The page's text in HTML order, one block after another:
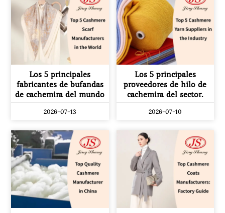
Los 5 principales
fabricantes de bufandas
de cachemira del mundo
2026-07-13
Los 5 principales
proveedores de hilo de
cachemira del sector.
2026-07-10